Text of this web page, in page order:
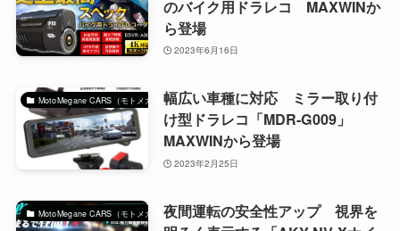
のバイク用ドラレコ MAXWINか
ら登場
2023年6月16日
MotoMegane CARS（モトメガネカーズ）｜自動車マガジン幅広い車種に対応 ミラー取り付
け型ドラレコ「MDR-G009」
MAXWINから登場
2023年2月25日
MotoMegane CARS（モトメガネカーズ）｜自動車マガジン夜間運転の安全性アップ 視界を